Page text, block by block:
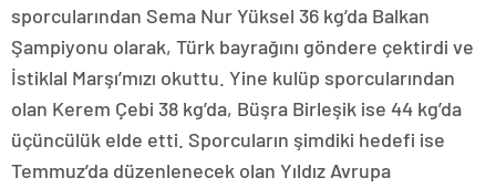
sporcularından Sema Nur Yüksel 36 kg’da Balkan
Şampiyonu olarak, Türk bayrağını göndere çektirdi ve
İstiklal Marşı’mızı okuttu. Yine kulüp sporcularından
olan Kerem Çebi 38 kg’da, Büşra Birleşik ise 44 kg’da
üçüncülük elde etti. Sporcuların şimdiki hedefi ise
Temmuz’da düzenlenecek olan Yıldız Avrupa